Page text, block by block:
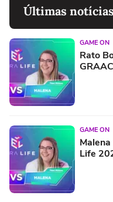
Últimas notícias
GAME ON
Rato
GAME ON
Life